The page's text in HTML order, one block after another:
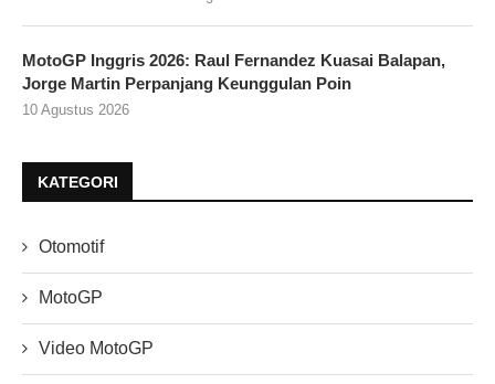
MotoGP Inggris 2026: Raul Fernandez Kuasai Balapan,
Jorge Martin Perpanjang Keunggulan Poin
10 Agustus 2026
KATEGORI
Otomotif
MotoGP
Video MotoGP